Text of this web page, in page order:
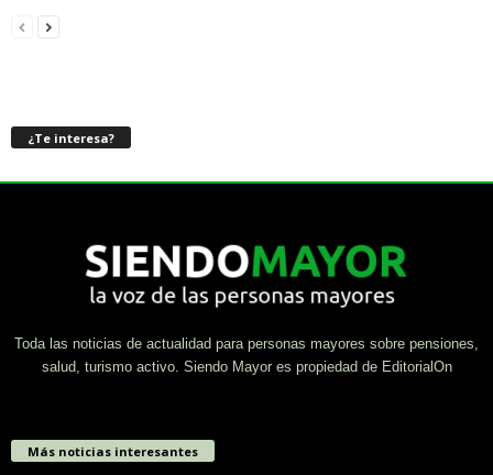
¿Te interesa?
Toda las noticias de actualidad para personas mayores sobre pensiones,
salud, turismo activo. Siendo Mayor es propiedad de EditorialOn
Más noticias interesantes